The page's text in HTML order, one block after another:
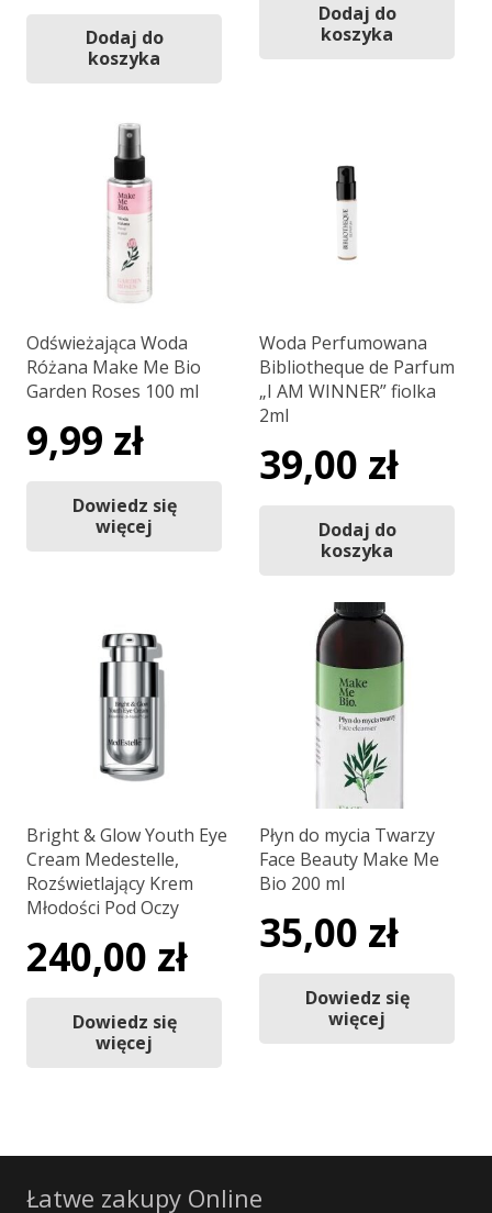
Dodaj do
koszyka
Dodaj do
koszyka
Odświeżająca Woda
Różana Make Me Bio
Garden Roses 100 ml
9,99 zł
Dowiedz się
więcej
Woda Perfumowana
Bibliotheque de Parfum
„I AM WINNER” fiolka
2ml
39,00 zł
Dodaj do
koszyka
Bright & Glow Youth Eye
Cream Medestelle,
Rozświetlający Krem
Młodości Pod Oczy
240,00 zł
Dowiedz się
więcej
Płyn do mycia Twarzy
Face Beauty Make Me
Bio 200 ml
35,00 zł
Dowiedz się
więcej
Łatwe zakupy Online